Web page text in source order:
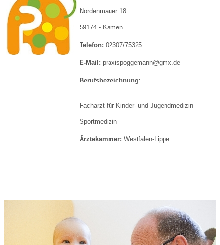
Nordenmauer 18
59174 - Kamen
Telefon: 02307/75325
E-Mail: praxispoggemann@gmx.de
Berufsbezeichnung:
Facharzt für Kinder- und Jugendmedizin
Sportmedizin
Ärztekammer: Westfalen-Lippe